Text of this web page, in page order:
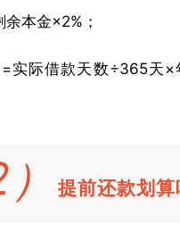
余本金×2%；
=实际借款天数÷365天
提前还款划算